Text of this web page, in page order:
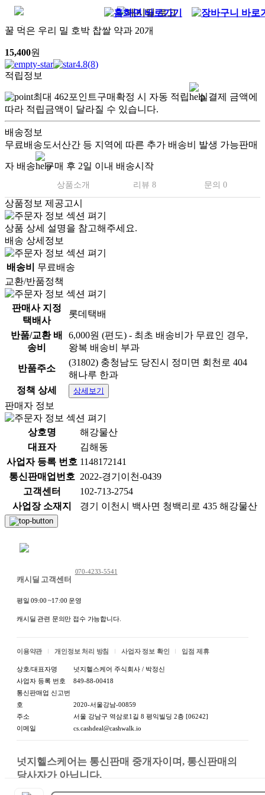
꿀 먹은 우리 밀 호박 찹쌀 약과 20개
15,400원
4.8(8)
적립정보
최대 462포인트구매확정 시 자동 적립
실결제 금액에
따라 적립금액이 달라질 수 있습니다.
배송정보
무료배송도서산간 등 지역에 따른 추가 배송비 발생 가능판매
자 배송 구매 후 2일 이내 배송시작
상품소개 리뷰 8 문의 0
상품정보 제공고시
상품 상세 설명을 참고해주세요.
배송 상세정보
배송비
무료배송
교환/반품정책
판매사 지정
택배사
롯데택배
반품/교환 배
송비
6,000원 (편도) - 최초 배송비가 무료인 경우,
왕복 배송비 부과
반품주소
(31802) 충청남도 당진시 정미면 회천로 404
해나루 한과
정책 상세
상세보기
판매자 정보
상호명
해강물산
대표자
김해동
사업자 등록 번호 1148172141
통신판매업번호 2022-경기이천-0439
고객센터
102-713-2754
사업장 소재지
경기 이천시 백사면 청백리로 435 해강물산
캐시딜 고객센터
070-4233-5541
평일 09:00 ~17:00 운영
캐시딜 관련 문의만 접수 가능합니다.
이용약관 개인정보 처리 방침 사업자 정보 확인 입점 제휴
상호/대표자명
넛지헬스케어 주식회사 / 박정신
사업자 등록 번호
849-88-00418
통신판매업 신고번
호
2020-서울강남-00859
주소
서울 강남구 역삼로1길 8 평익빌딩 2층 [06242]
이메일
cs.cashdeal@cashwalk.io
넛지헬스케어는 통신판매 중개자이며, 통신판매의
당사자가 아닙니다.
상품, 상품정보, 거래에 관한 의무와 책임은 판매자에